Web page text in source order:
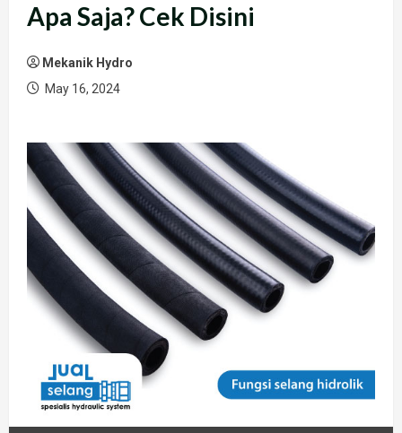
Apa Saja? Cek Disini
Mekanik Hydro
May 16, 2024